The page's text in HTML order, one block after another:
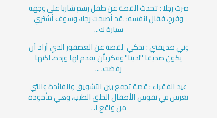
صرت رجلا : تتحدث القصة عن طفل رسم شاربا على وجهه
وفرح، فقال لنفسه: لقد أصبحت رجلا، وسوف أشتري
سيارة ك...
وني صديقتي : تحكي القصة عن العصفور الذي أراد أن
يكون صديقا "لدينا" وفكر بأن يقدم لها وردة، لكنها
رفضت. ...
عيد الفقراء : قصة تجمع بين التشويق والفائدة والتي
تغرس في نفوس الأطفال الخلق الطيب، وهي مأخوذة
من واقع ا...